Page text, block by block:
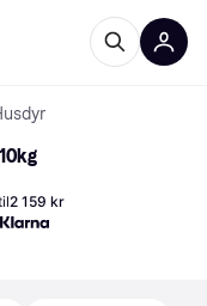
2 159 kr